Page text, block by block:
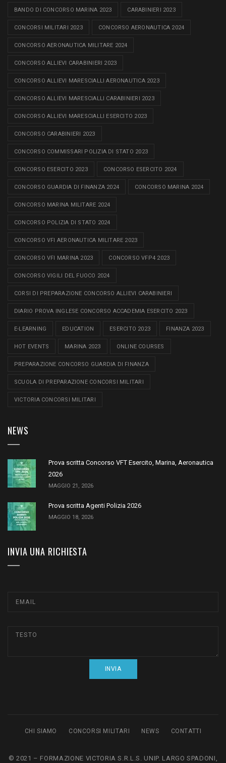
BANDO DI CONCORSO MARINA 2023 CARABINIERI 2023
CONCORSI MILITARI 2023 CONCORSO AERONAUTICA 2024
CONCORSO AERONAUTICA MILITARE 2024
CONCORSO ALLIEVI CARABINIERI 2023
CONCORSO ALLIEVI MARESCIALLI AERONAUTICA 2023
CONCORSO ALLIEVI MARESCIALLI CARABINIERI 2023
CONCORSO ALLIEVI MARESCIALLI ESERCITO 2023
CONCORSO CARABINIERI 2023
CONCORSO COMMISSARI POLIZIA DI STATO 2023
CONCORSO ESERCITO 2023 CONCORSO ESERCITO 2024
CONCORSO GUARDIA DI FINANZA 2024 CONCORSO MARINA 2024
CONCORSO MARINA MILITARE 2024
CONCORSO POLIZIA DI STATO 2024
CONCORSO VFI AERONAUTICA MILITARE 2023
CONCORSO VFI MARINA 2023 CONCORSO VFP4 2023
CONCORSO VIGILI DEL FUOCO 2024
CORSI DI PREPARAZIONE CONCORSO ALLIEVI CARABINIERI
DIARIO PROVA INGLESE CONCORSO ACCADEMIA ESERCITO 2023
E-LEARNING EDUCATION ESERCITO 2023 FINANZA 2023
HOT EVENTS MARINA 2023 ONLINE COURSES
PREPARAZIONE CONCORSO GUARDIA DI FINANZA
SCUOLA DI PREPARAZIONE CONCORSI MILITARI
VICTORIA CONCORSI MILITARI
NEWS
Prova scritta Concorso VFT Esercito, Marina, Aeronautica
2026
MAGGIO 21, 2026
Prova scritta Agenti Polizia 2026
MAGGIO 18, 2026
INVIA UNA RICHIESTA
CHI SIAMO CONCORSI MILITARI NEWS CONTATTI
© 2021 – FORMAZIONE VICTORIA S.R.L.S. UNIP. LARGO SPADONI,